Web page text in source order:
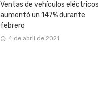
Ventas de vehículos eléctricos
aumentó un 147% durante
febrero
4 de abril de 2021